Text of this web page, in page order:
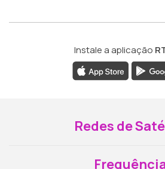
Instale a aplicação
Redes de